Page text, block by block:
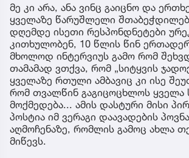
მე კი არა, ანა ვინც გაიცნო და
ყველაზე წარუშლელი
დღემდე ისეთი რესპონდნეტები
კითხულობენ, 10 წლის წინ
მხოლოდ ინტერვიუს გამო რომ
თამამად ვთქვა, რომ „სიტყვის
ყველაზე რთული ამბავიც კი ისე
რომ თვალწინ გაგიცოცხლოს ყველა
მოქმედება... ამის დასტური მისი
პოსტია იმ ვერაგი დაავადების
აღმოჩენაზე, რომლის გამოც ახლა
მიწევს.